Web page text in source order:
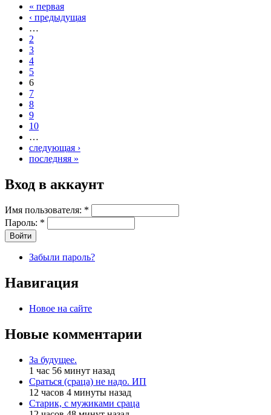
« первая
‹ предыдущая
…
2
3
4
5
6
7
8
9
10
…
следующая ›
последняя »
Вход в аккаунт
Имя пользователя: *
Пароль: *
Забыли пароль?
Навигация
Новое на сайте
Новые комментарии
За будущее.
1 час 56 минут назад
Сраться (сраца) не надо. ИП
12 часов 4 минуты назад
Старик, с мужиками сраца